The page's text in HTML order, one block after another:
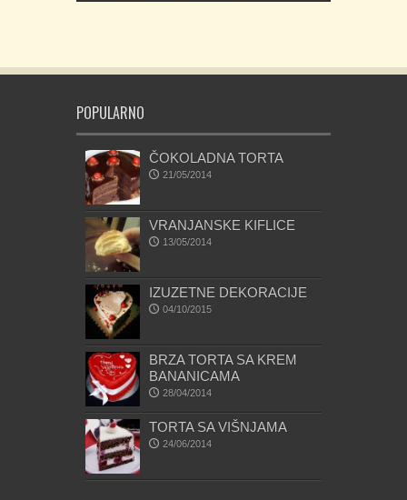
POPULARNO
ČOKOLADNA TORTA
21/05/2014
VRANJANSKE KIFLICE
13/05/2014
IZUZETNE DEKORACIJE
04/10/2015
BRZA TORTA SA KREM
BANANICAMA
28/04/2014
TORTA SA VIŠNJAMA
24/06/2014